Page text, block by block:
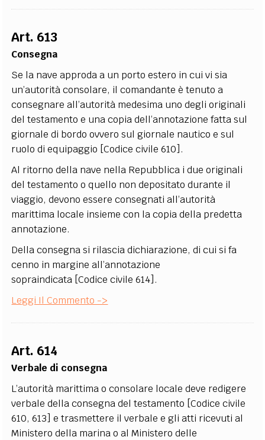
Art. 613
Consegna
Se la nave approda a un porto estero in cui vi sia
un’autorità consolare, il comandante è tenuto a
consegnare all’autorità medesima uno degli originali
del testamento e una copia dell’annotazione fatta sul
giornale di bordo ovvero sul giornale nautico e sul
ruolo di equipaggio [Codice civile 610].
Al ritorno della nave nella Repubblica i due originali
del testamento o quello non depositato durante il
viaggio, devono essere consegnati all’autorità
marittima locale insieme con la copia della predetta
annotazione.
Della consegna si rilascia dichiarazione, di cui si fa
cenno in margine all’annotazione
sopraindicata [Codice civile 614].
Leggi Il Commento ->
Art. 614
Verbale di consegna
L’autorità marittima o consolare locale deve redigere
verbale della consegna del testamento [Codice civile
610, 613] e trasmettere il verbale e gli atti ricevuti al
Ministero della marina o al Ministero delle